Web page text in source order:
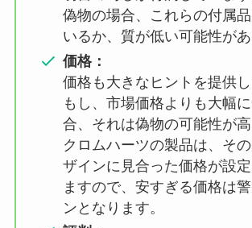
偽物の場合、これらの付属
いるか、質が低い可能性があ
価格：
価格も大きなヒントを提供し
もし、市場価格よりも大幅
合、それは偽物の可能性が高
クロムハーツの製品は、そ
ザインに見合った価格が設
ますので、安すぎる価格は
ンとなります。